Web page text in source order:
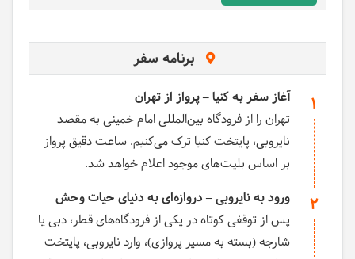
برنامه سفر
1
آغاز سفر به کنیا – پرواز از تهران
تهران را از فرودگاه بین‌المللی امام خمینی به مقصد
نایروبی، پایتخت کنیا ترک می‌کنیم. ساعت دقیق پرواز
بر اساس بلیت‌های موجود اعلام خواهد شد.
2
ورود به نایروبی – دروازه‌ای به دنیای حیات وحش
پس از توقفی کوتاه در یکی از فرودگاه‌های قطر، دبی یا
شارجه (بسته به مسیر پروازی)، وارد نایروبی، پایتخت